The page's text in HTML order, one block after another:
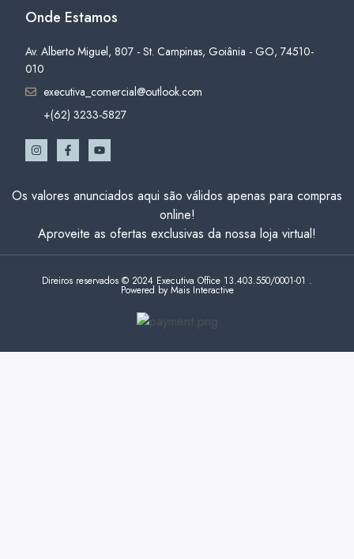
Onde Estamos
Av. Alberto Miguel, 807 - St. Campinas, Goiânia - GO, 74510-
010
executiva_comercial@outlook.com
+(62) 3233-5827
Os valores anunciados aqui são válidos apenas para compras
online!
Aproveite as ofertas exclusivas da nossa loja virtual!
Direiros reservados © 2024 Executiva Office 13.403.550/0001-01 .
Powered by Mais Interactive